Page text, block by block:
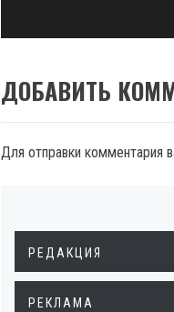
ДОБАВИТЬ
Для отправки комментария
РЕДАКЦИЯ
РЕКЛАМА